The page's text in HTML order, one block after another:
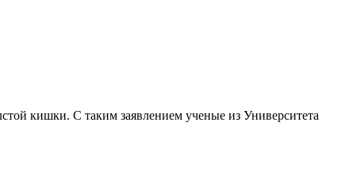
кишки. C таким заявлением ученые из Университета